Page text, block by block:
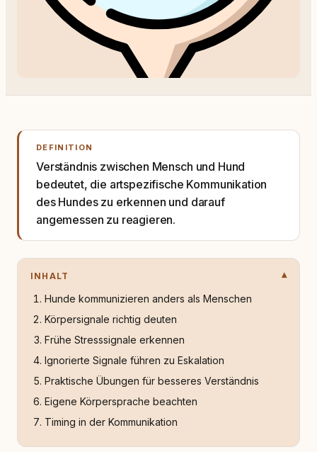
DEFINITION
Verständnis zwischen Mensch und Hund
bedeutet, die artspezifische Kommunikation
des Hundes zu erkennen und darauf
angemessen zu reagieren.
INHALT
Hunde kommunizieren anders als Menschen
Körpersignale richtig deuten
Frühe Stresssignale erkennen
Ignorierte Signale führen zu Eskalation
Praktische Übungen für besseres Verständnis
Eigene Körpersprache beachten
Timing in der Kommunikation